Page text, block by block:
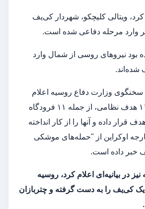
ویتالی کلیچکو، شهردار کی‌یف
وارد مرحله دفاعی شده است.
بود نیروهای روسی از شمال وارد
شده‌اند.
سخنگوی وزارت دفاع روسیه اعلام
کرده که روسیه ۱۱۸ هدف نظامی، از جمله ۱۱ فرودگاه
قرار داده و آنها را از کار انداخته
اوکراین از "حمله‌های موشکی
خبر داده است.
در بیانیه‌ای اعلام کرد، روسیه
کی‌یف را به دست گرفته و چتربازان